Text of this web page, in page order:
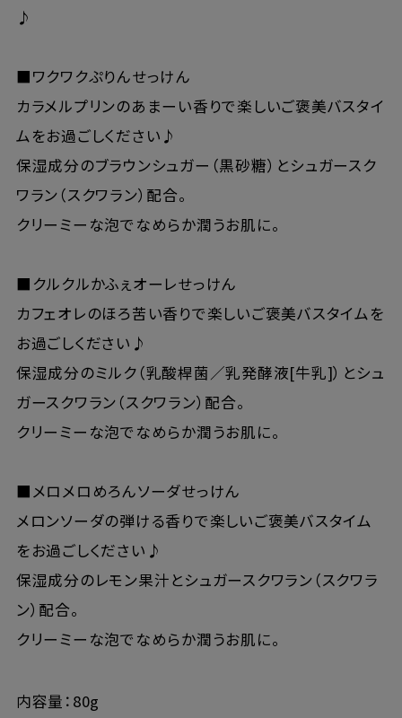
♪
■ワクワクぷりんせっけん
カラメルプリンのあまーい香りで楽しいご褒美バスタイ
ムをお過ごしください♪
保湿成分のブラウンシュガー（黒砂糖）とシュガースク
ワラン（スクワラン）配合。
クリーミーな泡でなめらか潤うお肌に。
■クルクルかふぇオーレせっけん
カフェオレのほろ苦い香りで楽しいご褒美バスタイムを
お過ごしください♪
保湿成分のミルク（乳酸桿菌／乳発酵液[牛乳]）とシュ
ガースクワラン（スクワラン）配合。
クリーミーな泡でなめらか潤うお肌に。
■メロメロめろんソーダせっけん
メロンソーダの弾ける香りで楽しいご褒美バスタイム
をお過ごしください♪
保湿成分のレモン果汁とシュガースクワラン（スクワラ
ン）配合。
クリーミーな泡でなめらか潤うお肌に。
内容量：80g